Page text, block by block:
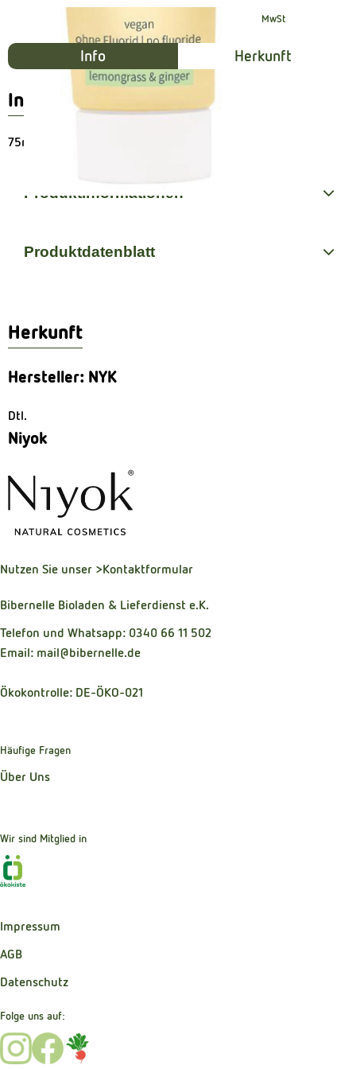
5,95 €/ Stück 19% MwSt
Info Herkunft
Info
75ml lemongrass & ginger
Produktinformationen
Produktdatenblatt
Herkunft
Hersteller: NYK
Dtl.
Niyok
Nutzen Sie unser >Kontaktformular
Bibernelle Bioladen & Lieferdienst e.K.
Telefon und Whatsapp: 0340 66 11 502
Email: mail@bibernelle.de
Ökokontrolle: DE-ÖKO-021
Häufige Fragen
Über Uns
Wir sind Mitglied in
Impressum
AGB
Datenschutz
Folge uns auf:
Externer Link zu https://www.instagram.com/
Externer Link zu https://www.facebook.com/